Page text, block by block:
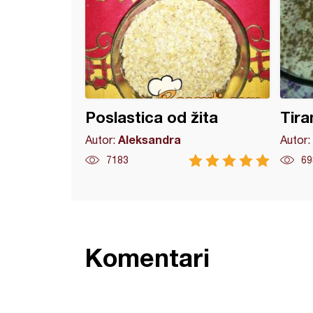
Poslastica od žita
Autor: Aleksandra
7183
Autor:
Komentari